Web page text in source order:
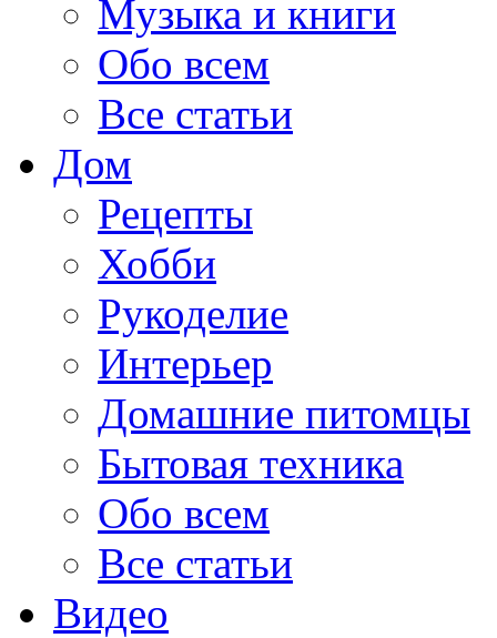
Музыка и книги
Обо всем
Все статьи
Дом
Рецепты
Хобби
Рукоделие
Интерьер
Домашние питомцы
Бытовая техника
Обо всем
Все статьи
Видео